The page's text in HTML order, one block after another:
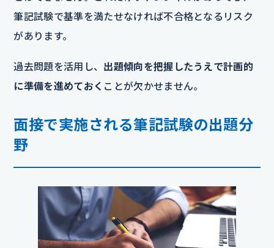
筆記試験で基準を満たせなければ不合格となるリスク
があります。
過去問題を活用し、 出題傾向を把握したうえで計画的
に準備を進めておく ことが欠かせません。
面接で実施される筆記試験の出題分
野